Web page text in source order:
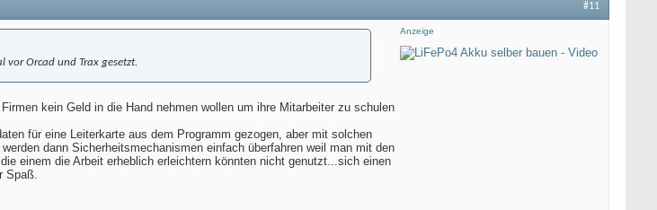
#11
Anzeige
vor Orcad und Trax gesetzt.
kein Geld in die Hand nehmen wollen um ihre Mitarbeiter zu schulen
für eine Leiterkarte aus dem Programm gezogen, aber mit solchen
dann Sicherheitsmechanismen einfach überfahren weil man mit den
einem die Arbeit erheblich erleichtern könnten nicht genutzt...sich einen
Spaß.